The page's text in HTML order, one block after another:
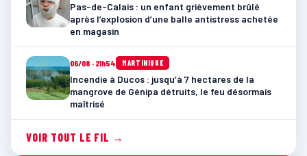
Pas-de-Calais : un enfant grièvement brûlé
après l’explosion d’une balle antistress achetée
en magasin
06/08 · 21h54 MARTINIQUE
Incendie à Ducos : jusqu’à 7 hectares de la
mangrove de Génipa détruits, le feu désormais
maîtrisé
VOIR TOUT LE FIL →